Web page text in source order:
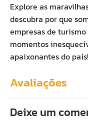
Explore as
descubra por que
empresas de
momentos
apaixonantes do país!
Avaliações
Deixe um